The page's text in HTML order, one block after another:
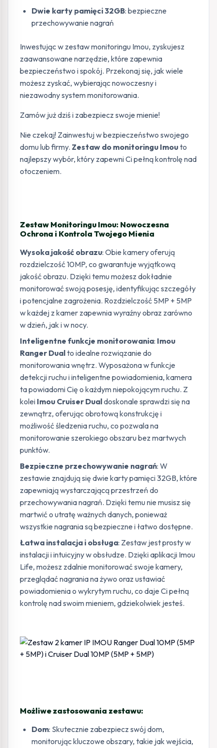
Dwie karty pamięci 32GB: bezpieczne
przechowywanie nagrań
Inwestując w zestaw monitoringu Imou, zyskujesz
zaawansowane narzędzie, które zapewnia
bezpieczeństwo i spokój. Przekonaj się, jak wiele
możesz zyskać, wybierając nowoczesny i
niezawodny system monitorowania.
Zamów już dziś i zabezpiecz swoje mienie!
Nie czekaj! Zainwestuj w bezpieczeństwo swojego
domu lub firmy. Zestaw do monitoringu Imouto
najlepszy wybór, który zapewni Ci pełną kontrolę nad
otoczeniem.
Zestaw Monitoringu Imou: Nowoczesna
Ochrona i Kontrola Twojego Mienia
Wysoka jakość obrazu: Obie kamery oferują
rozdzielczość 10MP, co gwarantuje wyjątkową
jakość obrazu. Dzięki temu możesz dokładnie
monitorować swoją posesję, identyfikując szczegóły
i potencjalne zagrożenia. Rozdzielczość 5MP + 5MP
w każdej z kamer zapewnia wyraźny obraz zarówno
w dzień, jak i w nocy.
Inteligentne funkcje monitorowania: Imou
Ranger Dualto idealne rozwiązanie do
monitorowania wnętrz. Wyposażona w funkcje
detekcji ruchu i inteligentne powiadomienia, kamera
ta powiadomi Cię o każdym niepokojącym ruchu. Z
kolei Imou Cruiser Dualdoskonale sprawdzi się na
zewnątrz, oferując obrotową konstrukcję i
możliwość śledzenia ruchu, co pozwala na
monitorowanie szerokiego obszaru bez martwych
punktów.
Bezpieczne przechowywanie nagrań: W
zestawie znajdują się dwie karty pamięci 32GB, które
zapewniają wystarczającą przestrzeń do
przechowywania nagrań. Dzięki temu nie musisz się
martwić o utratę ważnych danych, ponieważ
wszystkie nagrania są bezpieczne i łatwo dostępne.
Łatwa instalacja i obsługa: Zestaw jest prosty w
instalacji i intuicyjny w obsłudze. Dzięki aplikacji Imou
Life, możesz zdalnie monitorować swoje kamery,
przeglądać nagrania na żywo oraz ustawiać
powiadomienia o wykrytym ruchu, co daje Ci pełną
kontrolę nad swoim mieniem, gdziekolwiek jesteś.
Możliwe zastosowania zestawu:
Dom: Skutecznie zabezpiecz swój dom,
monitorując kluczowe obszary, takie jak wejścia,